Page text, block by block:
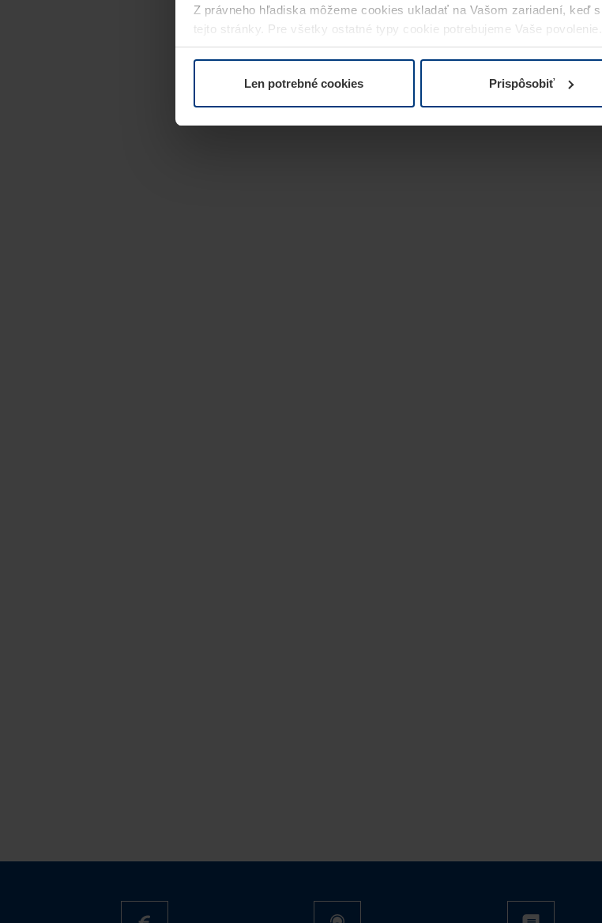
Z právneho hľadiska môžeme cookies ukladať na Vašom zariadení, keď
tejto stránky. Pre všetky ostatné typy cookie potrebujeme Vaše
alebo odvolať vo vysvetlení cookie na stránkeVyhlásenie o ochrane
Len potrebné cookies Prispôsobiť